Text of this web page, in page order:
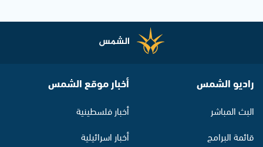
راديو الشمس
البث المباشر
قائمة البرامج
أخبار موقع الشمس
أخبار فلسطينية
أخبار اسرائيلية